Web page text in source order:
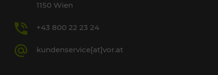
1150 Wien
+43 800 22 23 24
kundenservice[at]vor.at